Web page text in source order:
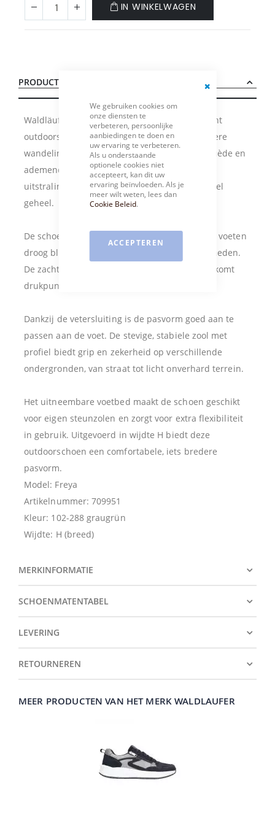
Close
Bar
We gebruiken cookies om
onze diensten te
verbeteren, persoonlijke
aanbiedingen te doen en
uw ervaring te verbeteren.
Als u onderstaande
optionele cookies niet
accepteert, kan dit uw
ervaring beïnvloeden. Als je
meer wilt weten, lees dan
Cookie Beleid.
ACCEPTEREN
IN WINKELWAGEN
PRODUCTBESCHRIJVING
Waldläufer Freya is een praktische, lichtgewicht
outdoorschoen voor dagelijks gebruik en langere
wandelingen. De combinatie van groengrijs suède en
ademend mesh geeft de schoen een sportieve
uitstraling en zorgt tegelijk voor een functioneel
geheel.
De schoen is waterproof uitgevoerd, waardoor voeten
droog blijven bij wisselende weersomstandigheden.
De zachte voering draagt comfortabel en voorkomt
drukpunten, ook bij langer lopen.
Dankzij de vetersluiting is de pasvorm goed aan te
passen aan de voet. De stevige, stabiele zool met
profiel biedt grip en zekerheid op verschillende
ondergronden, van straat tot licht onverhard terrein.
Het uitneembare voetbed maakt de schoen geschikt
voor eigen steunzolen en zorgt voor extra flexibiliteit
in gebruik. Uitgevoerd in wijdte H biedt deze
outdoorschoen een comfortabele, iets bredere
pasvorm.
Model: Freya
Artikelnummer: 709951
Kleur: 102-288 graugrün
Wijdte: H (breed)
MERKINFORMATIE
SCHOENMATENTABEL
LEVERING
RETOURNEREN
MEER PRODUCTEN VAN HET MERK WALDLAUFER